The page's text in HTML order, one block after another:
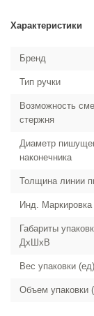
Характеристики
Бренд
Тип ручки
Возможность
стержня
Диаметр
наконечника
Толщина линии
Инд. Маркировка
Габариты
ДхШхВ
Вес упаковки (ед)
Объем упаковки